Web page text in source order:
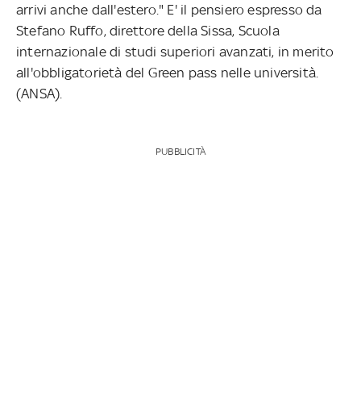
arrivi anche dall'estero." E' il pensiero espresso da
Stefano Ruffo, direttore della Sissa, Scuola
internazionale di studi superiori avanzati, in merito
all'obbligatorietà del Green pass nelle università.
(ANSA).
PUBBLICITÀ